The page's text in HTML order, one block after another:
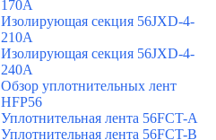
170A
Изолирующая секция 56JXD-4-
210A
Изолирующая секция 56JXD-4-
240A
Обзор уплотнительных лент
HFP56
Уплотнительная лента 56FCT-A
Уплотнительная лента 56FCT-B